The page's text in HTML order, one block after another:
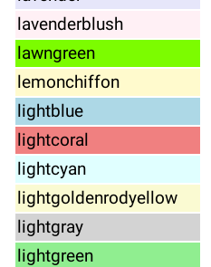
lavenderblush
lawngreen
lemonchiffon
lightblue
lightcoral
lightcyan
lightgoldenrodyellow
lightgray
lightgreen